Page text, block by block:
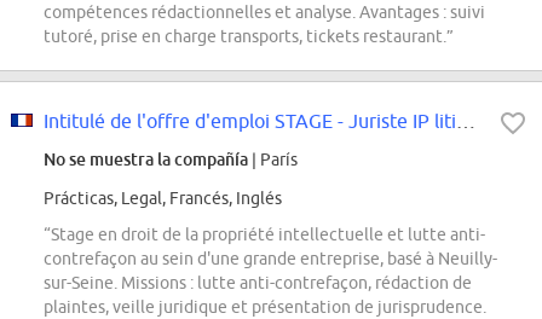
compétences rédactionnelles et analyse. Avantages : suivi
tutoré, prise en charge transports, tickets restaurant.”
No se muestra la compañía | París
Prácticas, Legal, Francés, Inglés
“Stage en droit de la propriété intellectuelle et lutte anti-
contrefaçon au sein d'une grande entreprise, basé à Neuilly-
sur-Seine. Missions : lutte anti-contrefaçon, rédaction de
plaintes, veille juridique et présentation de jurisprudence.